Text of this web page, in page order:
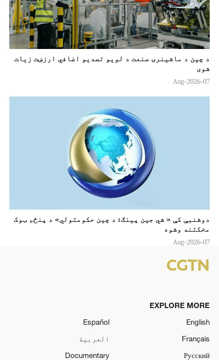
د چین د ماشینرۍ صنعت د لويو تصدیو اضافي ارزښت زيات
شوی
07-Aug-2026
دوشنبې کې « شي جين پینګ: د چين حکومتولي» د پنځم ټوک
مخکتنه وشوه
07-Aug-2026
EXPLORE MORE
English
Español
Français
العربية
Русский
Documentary